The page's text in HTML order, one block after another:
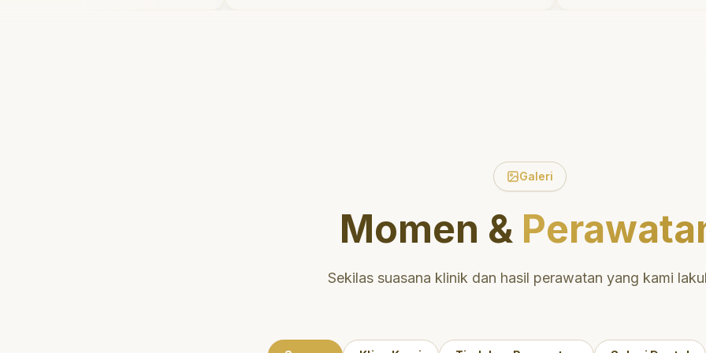
Galeri
Momen &
Sekilas suasana klinik dan hasil perawatan yang kami